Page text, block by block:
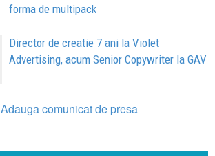
forma de multipack
Director de creatie 7 ani la Violet
Advertising, acum Senior Copywriter la GAV
Adauga comunicat de presa